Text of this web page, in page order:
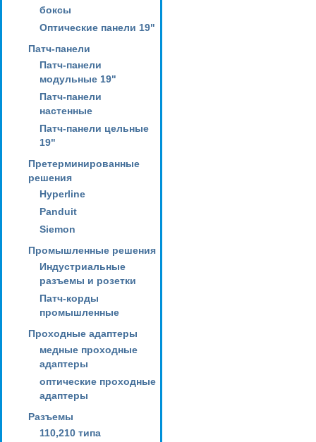
боксы
Оптические панели 19"
Патч-панели
Патч-панели
модульные 19"
Патч-панели
настенные
Патч-панели цельные
19"
Претерминированные
решения
Hyperline
Panduit
Siemon
Промышленные решения
Индустриальные
разъемы и розетки
Патч-корды
промышленные
Проходные адаптеры
медные проходные
адаптеры
оптические проходные
адаптеры
Разъемы
110,210 типа